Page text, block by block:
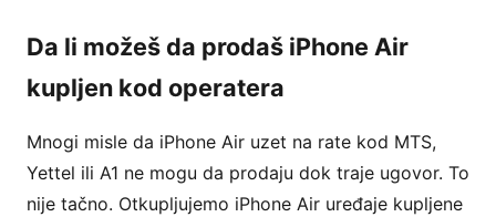
Da li možeš da prodaš iPhone Air
kupljen kod operatera
Mnogi misle da iPhone Air uzet na rate kod MTS,
Yettel ili A1 ne mogu da prodaju dok traje ugovor. To
nije tačno. Otkupljujemo iPhone Air uređaje kupljene